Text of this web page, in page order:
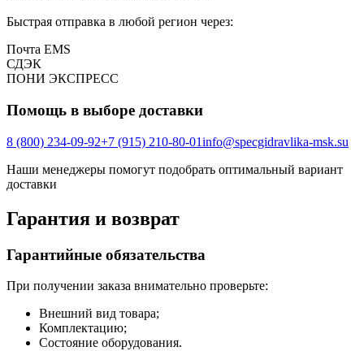
Быстрая отправка в любой регион через:
Почта EMS
СДЭК
ПOНИ ЭКСПРЕСС
Помощь в выборе доставки
8 (800) 234-09-92+7 (915) 210-80-01info@specgidravlika-msk.su
Наши менеджеры помогут подобрать оптимальный вариант
доставки
Гарантия и возврат
Гарантийные обязательства
При получении заказа внимательно проверьте:
Внешний вид товара;
Комплектацию;
Состояние оборудования.